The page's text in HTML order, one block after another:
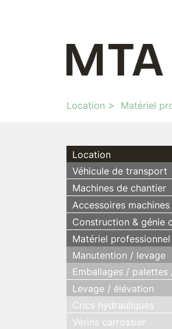
Location Matériel
Location
Véhicule de transport
Machines de chantier
Accessoires machines
Construction & génie
Matériel professionnel
Manutention / levage
Emballages /
Levage / élévation
Crics hydrauliques
Vérins carrossier